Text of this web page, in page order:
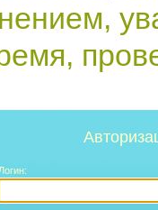
Логин: